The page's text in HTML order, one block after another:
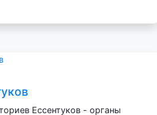
Ессентуков - органы